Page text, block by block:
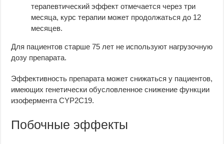
терапевтический эффект отмечается через три
месяца, курс терапии может продолжаться до 12
месяцев.
Для пациентов старше 75 лет не используют нагрузочную
дозу препарата.
Эффективность препарата может снижаться у пациентов,
имеющих генетически обусловленное снижение функции
изофермента CYP2C19.
Побочные эффекты